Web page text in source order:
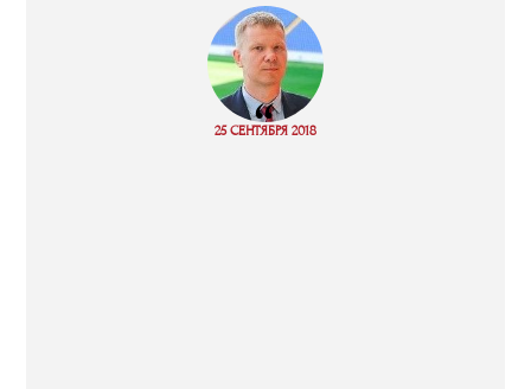
“
25 СЕНТЯБРЯ 2018